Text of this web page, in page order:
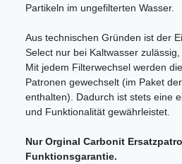
Partikeln im ungefilterten Wasser.
Aus technischen Gründen ist der
Select nur bei Kaltwasser
Mit jedem Filterwechsel werden
Patronen gewechselt (im Paket
enthalten). Dadurch ist stets eine
und Funktionalität gewährleistet.
Nur Orginal Carbonit
Funktionsgarantie.